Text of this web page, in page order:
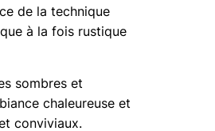
de la technique
à la fois rustique
sombres et
chaleureuse et
conviviaux.